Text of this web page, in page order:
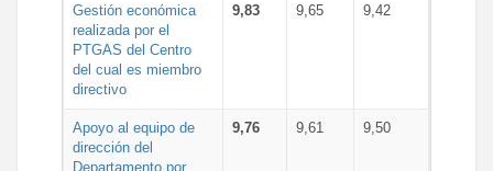
Gestión económica
realizada por el
PTGAS del Centro
del cual es miembro
directivo
9,83 9,65 9,42
Apoyo al equipo de
dirección del
Departamento por
9,76 9,61 9,50